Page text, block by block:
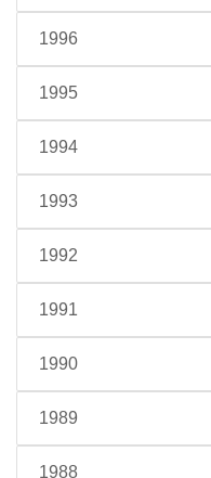
1996
1995
1994
1993
1992
1991
1990
1989
1988